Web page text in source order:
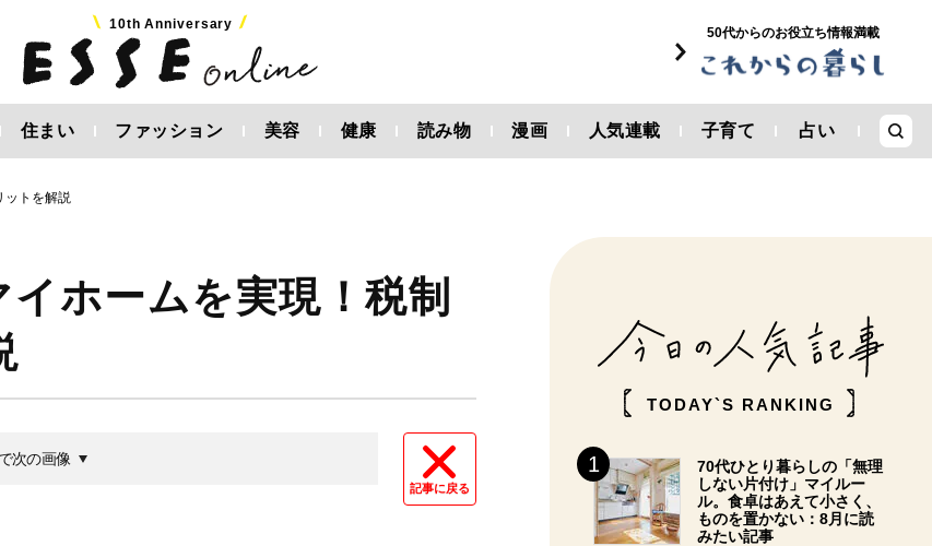
10th Anniversary
50代からのお役立ち情報満載
住まい ファッション 美容 健康 読み物 漫画 人気連載 子育て 占い
ットを解説
ホームを実現！税制
記事に戻る
次の画像
TODAY`S RANKING
70代ひとり暮らしの「無理
しない片付け」マイルー
ル。食卓はあえて小さく、
ものを置かない：8月に読
みたい記事